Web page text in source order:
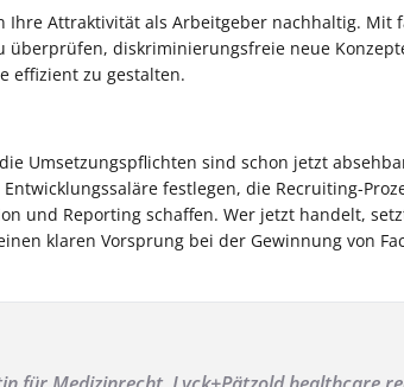
Attraktivität als Arbeitgeber nachhaltig. Mit
überprüfen, diskriminierungsfreie neue
effizient zu gestalten.
Umsetzungspflichten sind schon jetzt
festlegen, die Recruiting-
und Reporting schaffen. Wer jetzt handelt,
klaren Vorsprung bei der Gewinnung von